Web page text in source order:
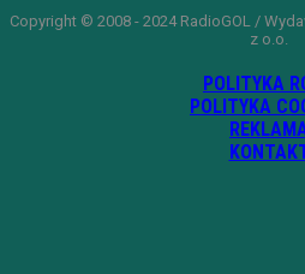
Copyright © 2008 - 2024 RadioGOL /
z o.o.
POLITYKA
POLITYKA